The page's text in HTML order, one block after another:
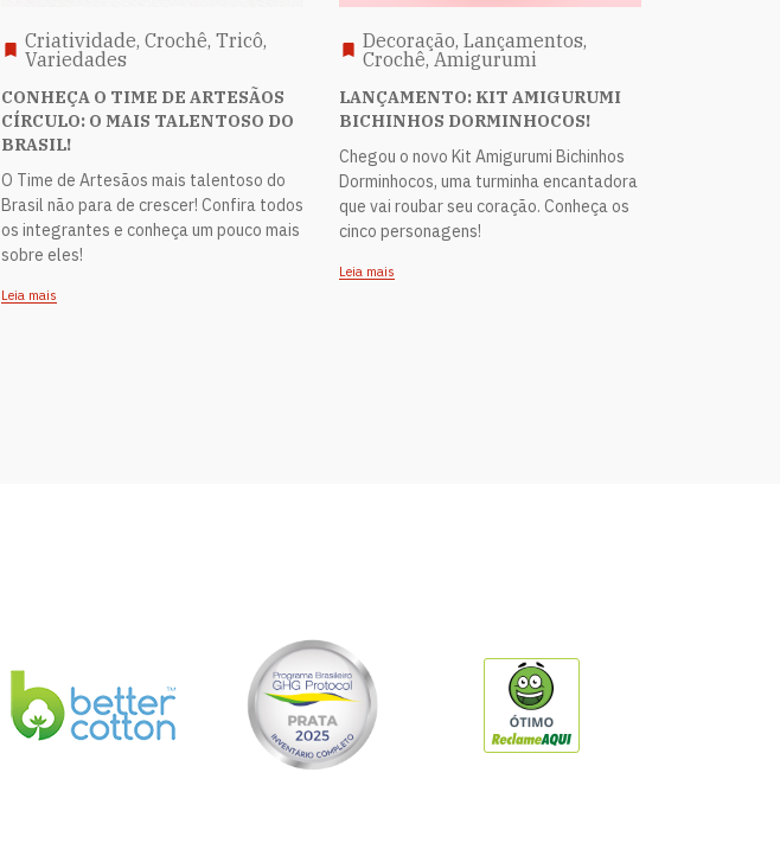
Criatividade, Crochê, Tricô,
Variedades
CONHEÇA O TIME DE ARTESÃOS
CÍRCULO: O MAIS TALENTOSO DO
BRASIL!
O Time de Artesãos mais talentoso do
Brasil não para de crescer! Confira todos
os integrantes e conheça um pouco mais
sobre eles!
Leia mais
Decoração, Lançamentos,
Crochê, Amigurumi
LANÇAMENTO: KIT AMIGURUMI
BICHINHOS DORMINHOCOS!
Chegou o novo Kit Amigurumi Bichinhos
Dorminhocos, uma turminha encantadora
que vai roubar seu coração. Conheça os
cinco personagens!
Leia mais